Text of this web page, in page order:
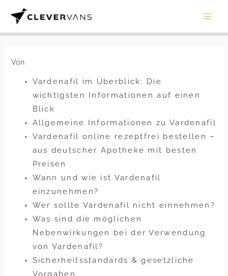
Inhalt
springen
Von
Vardenafil im Überblick: Die
wichtigsten Informationen auf einen
Blick
Allgemeine Informationen zu Vardenafil
Vardenafil online rezeptfrei bestellen –
aus deutscher Apotheke mit besten
Preisen
Wann und wie ist Vardenafil
einzunehmen?
Wer sollte Vardenafil nicht einnehmen?
Was sind die möglichen
Nebenwirkungen bei der Verwendung
von Vardenafil?
Sicherheitsstandards & gesetzliche
Vorgaben